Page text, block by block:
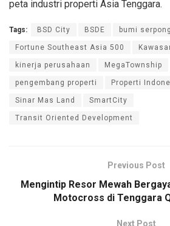
peta industri properti Asia Tenggara.
Tags: BSD City BSDE bumi
Fortune Southeast Asia 500
kinerja perusahaan MegaTownship
pengembang properti Properti
Sinar Mas Land SmartCity
Transit Oriented Development
Previous Post
Mengintip Resor Mewah
Motocross di Tenggara
Next Post